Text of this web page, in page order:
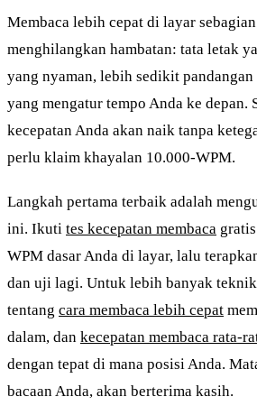
Membaca lebih cepat di layar
menghilangkan hambatan: tata letak
yang nyaman, lebih sedikit
yang mengatur tempo Anda ke depan.
kecepatan Anda akan naik tanpa
perlu klaim khayalan 10.000-WPM.
Langkah pertama terbaik adalah
ini. Ikuti tes kecepatan membaca
WPM dasar Anda di layar, lalu
dan uji lagi. Untuk lebih banyak
tentang cara membaca lebih cepat
dalam, dan kecepatan membaca rata-
dengan tepat di mana posisi Anda.
bacaan Anda, akan berterima kasih.